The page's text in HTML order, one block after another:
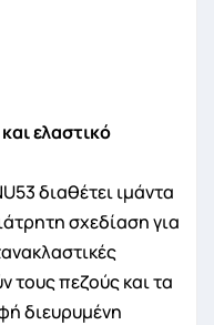
ελαστικό
διαθέτει ιμάντα
σχεδίαση για
τους πεζούς και τα
διευρυμένη